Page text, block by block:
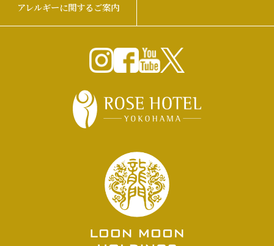
アレルギーに関するご案内